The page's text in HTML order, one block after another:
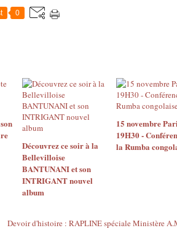
0
Découvrez ce soir à la
Bellevilloise
BANTUNANI et son
INTRIGANT nouvel
album
15 novembre
19H30 -
la Rumba
Devoir d'histoire : RAPLINE spéciale Ministère